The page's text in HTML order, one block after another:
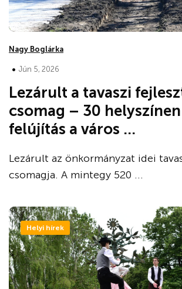
Nagy Boglárka
• Jún 5, 2026
Lezárult a tavaszi
csomag – 30
felújítás a város ...
Lezárult az önkormányzat idei
csomagja. A mintegy 520 ...
Helyi hírek